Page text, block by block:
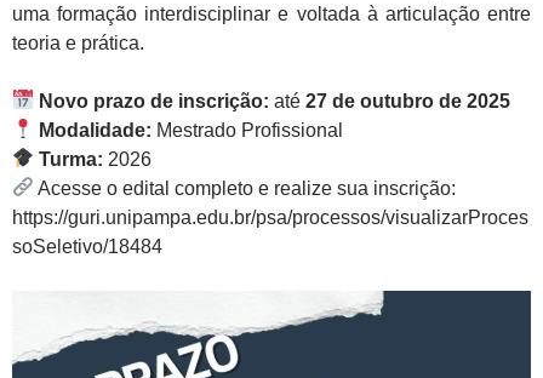
uma formação interdisciplinar e voltada à articulação entre
teoria e prática.
Novo prazo de inscrição: até27 de outubro de 2025
Modalidade: Mestrado Profissional
Turma: 2026
Acesse o edital completo e realize sua inscrição:
https://guri.unipampa.edu.br/psa/processos/visualizarProces
soSeletivo/18484